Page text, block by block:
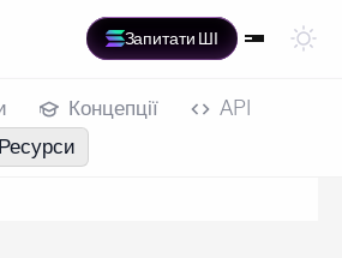
Запитати ШІ
Концепції
API
Ресурси